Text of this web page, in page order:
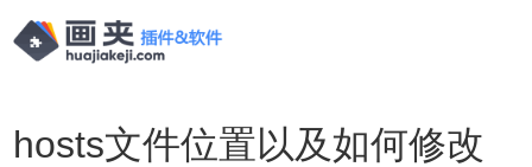
hosts文件位置以及如何修改